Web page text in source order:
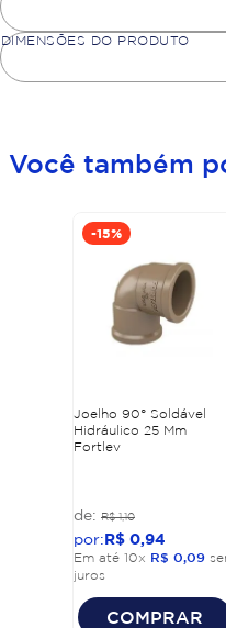
DIMENSÕES DO PRODUTO
Você também
-15%
Joelho 90° Soldável
Hidráulico 25 Mm
Fortlev
R$ 1,10
R$ 0,94
Em até 10x R$ 0,09
juros
COMPRAR